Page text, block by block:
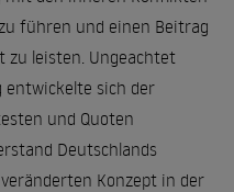
führen und einen Beitrag
zu leisten. Ungeachtet
entwickelte sich der
und Quoten
Deutschlands
Konzept in der